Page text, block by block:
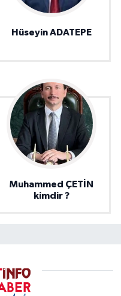
Hüseyin ADATEPE
Muhammed ÇETİN
kimdir ?